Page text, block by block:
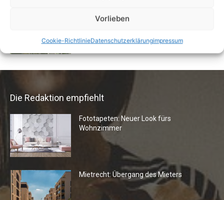
Vorlieben
Cookie-RichtlinieDatenschutzerklärungimpressum
Buchtipp: «Oliven»
Die Redaktion empfiehlt
Fototapeten: Neuer Look fürs
Wohnzimmer
Mietrecht: Übergang des Mieters